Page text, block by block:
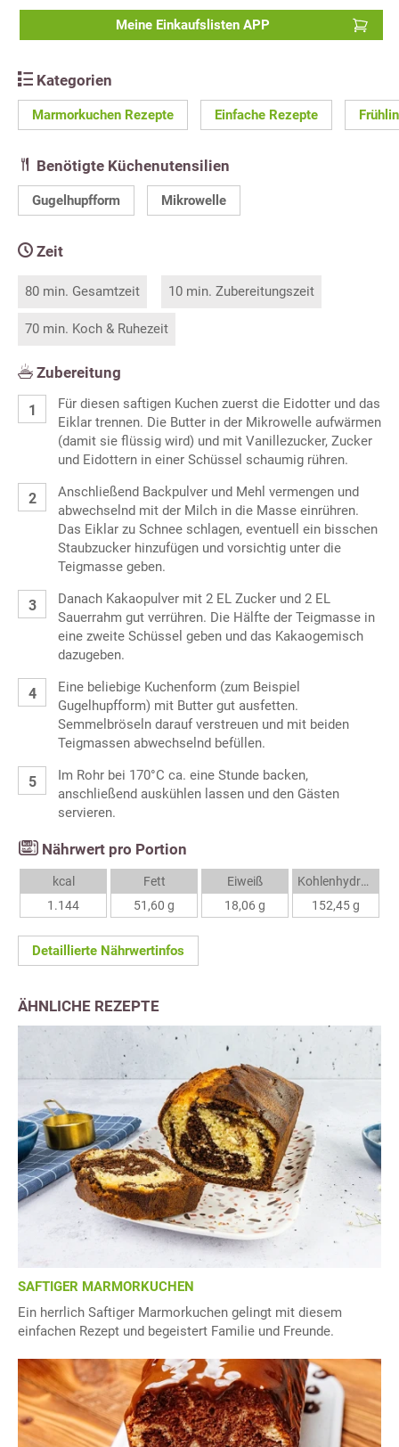
Meine Einkaufslisten APP
Kategorien
Marmorkuchen Rezepte Einfache Rezepte
Benötigte Küchenutensilien
Gugelhupfform Mikrowelle
Zeit
80 min. Gesamtzeit 10 min. Zubereitungszeit
70 min. Koch & Ruhezeit
Zubereitung
Für diesen saftigen Kuchen zuerst die Eidotter und das
Eiklar trennen. Die Butter in der Mikrowelle aufwärmen
(damit sie flüssig wird) und mit Vanillezucker, Zucker
und Eidottern in einer Schüssel schaumig rühren.
Anschließend Backpulver und Mehl vermengen und
abwechselnd mit der Milch in die Masse einrühren.
Das Eiklar zu Schnee schlagen, eventuell ein bisschen
Staubzucker hinzufügen und vorsichtig unter die
Teigmasse geben.
Danach Kakaopulver mit 2 EL Zucker und 2 EL
Sauerrahm gut verrühren. Die Hälfte der Teigmasse in
eine zweite Schüssel geben und das Kakaogemisch
dazugeben.
Eine beliebige Kuchenform (zum Beispiel
Gugelhupfform) mit Butter gut ausfetten.
Semmelbröseln darauf verstreuen und mit beiden
Teigmassen abwechselnd befüllen.
Im Rohr bei 170°C ca. eine Stunde backen,
anschließend auskühlen lassen und den Gästen
servieren.
Nährwert pro Portion
kcal
1.144
Fett
51,60 g
Eiweiß
18,06 g
Kohlenhydrate
152,45 g
Detaillierte Nährwertinfos
ÄHNLICHE REZEPTE
SAFTIGER MARMORKUCHEN
Ein herrlich Saftiger Marmorkuchen gelingt mit diesem
einfachen Rezept und begeistert Familie und Freunde.